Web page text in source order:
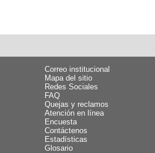
Correo institucional
Mapa del sitio
Redes Sociales
FAQ
Quejas y reclamos
Atención en línea
Encuesta
Contáctenos
Estadísticas
Glosario